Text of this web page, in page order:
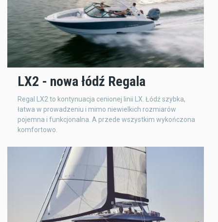
LX2 - nowa łódź Regala
Regal LX2 to kontynuacja cenionej linii LX. Łódź szybka,
łatwa w prowadzeniu i mimo niewielkich rozmiarów
pojemna i funkcjonalna. A przede wszystkim wykończona
komfortowo.